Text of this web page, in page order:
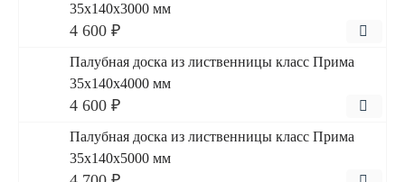
35x140x3000 мм
4 600 ₽
Палубная доска из лиственницы класс Прима
35x140x4000 мм
4 600 ₽
Палубная доска из лиственницы класс Прима
35x140x5000 мм